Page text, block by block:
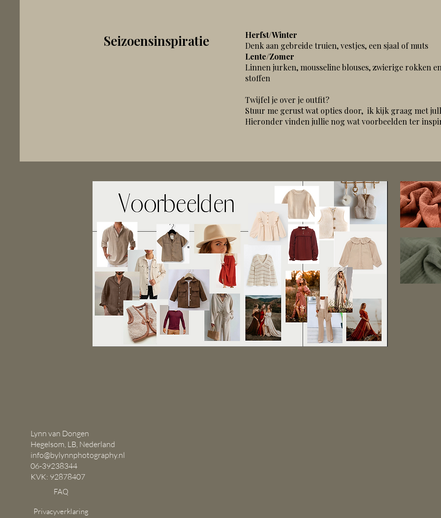
Seizoensinspiratie
Herfst/Winter
Denk aan gebreide truien, vestjes, een sjaal of muts
Lente/Zomer
Linnen jurken, mousseline blouses, zwierige rokken
stoffen
Twijfel je over je outfit?
Stuur me gerust wat opties door, ik kijk graag met
Hieronder vinden jullie nog wat voorbeelden ter
Lynn van Dongen​
Hegelsom, LB, Nederland
info@bylynnphotography.nl
06-39238344​
KVK: 92878407
FAQ
Privacyverklaring